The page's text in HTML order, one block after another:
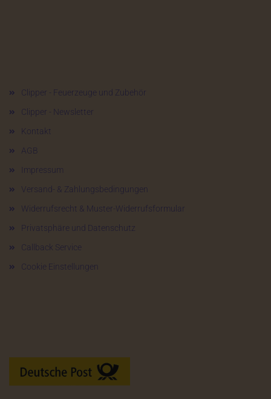
Clipper - Feuerzeuge und Zubehör
Clipper - Newsletter
Kontakt
AGB
Impressum
Versand- & Zahlungsbedingungen
Widerrufsrecht & Muster-Widerrufsformular
Privatsphäre und Datenschutz
Callback Service
Cookie Einstellungen